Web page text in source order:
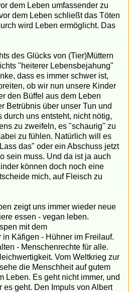
dem Leben umfassender zu
dem Leben schließt das Töten
wird Leben ermöglicht. Das
des Glücks von (Tier)Müttern
"heiterer Lebensbejahung"
dass es immer schwer ist,
ob wir nun unsere Kinder
den Büffel aus dem Leben
Betrübnis über unser Tun und
uns entsteht, nicht nötig,
zu zweifeln, es "schaurig" zu
zu fühlen. Natürlich will es
das" oder ein Abschuss jetzt
sein muss. Und da ist ja auch
können doch noch eine
mich, auf Fleisch zu
zeigt uns immer wieder neue
essen - vegan leben.
mit dem
Käfigen - Hühner im Freilauf.
- Menschenrechte für alle.
Vom Weltkrieg zur
die Menschheit auf gutem
Leben. Es geht nicht immer, und
es geht. Den Impuls von Albert